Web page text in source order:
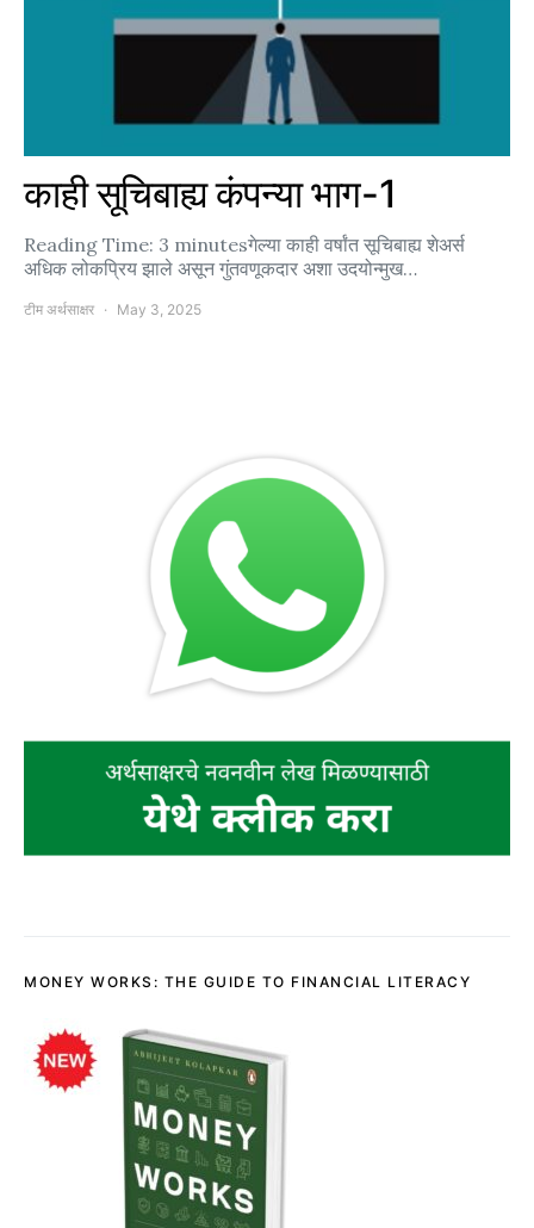
काही सूचिबाह्य कंपन्या भाग-1
Reading Time: 3 minutesगेल्या काही वर्षांत सूचिबाह्य शेअर्स
अधिक लोकप्रिय झाले असून गुंतवणूकदार अशा उदयोन्मुख…
टीम अर्थसाक्षर May 3, 2025
MONEY WORKS: THE GUIDE TO FINANCIAL LITERACY